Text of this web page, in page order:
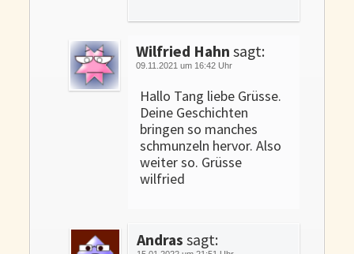
Wilfried Hahn sagt:
09.11.2021 um 16:42 Uhr
Hallo Tang liebe Grüsse.
Deine Geschichten
bringen so manches
schmunzeln hervor. Also
weiter so. Grüsse
wilfried
Andras sagt: